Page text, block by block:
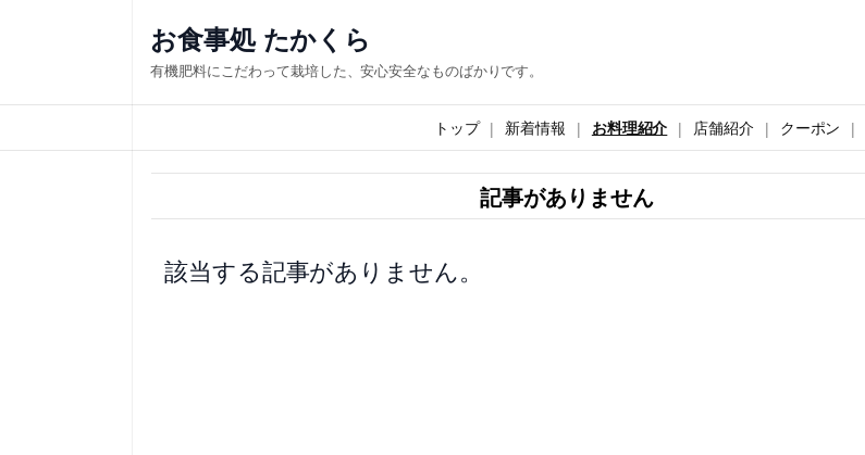
ス
キ
お食事処 たかくら
有機肥料にこだわって栽培した、安心安全なものばかりです。
トップ 新着情報 お料理紹介 店舗紹介 クーポン
記事がありません
該当する記事がありません。